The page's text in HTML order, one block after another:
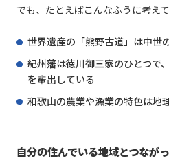
でも、たとえばこんなふうに考え
世界遺産の「熊野古道」は中世
紀州藩は徳川御三家のひとつで
を輩出している
和歌山の農業や漁業の特色は地
自分の住んでいる地域とつなが